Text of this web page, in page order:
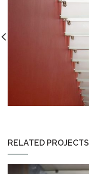
RELATED PROJECTS